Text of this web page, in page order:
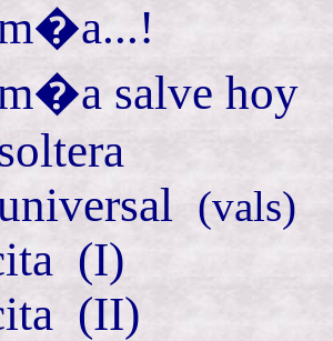
salve hoy
(vals)
(I)
(II)